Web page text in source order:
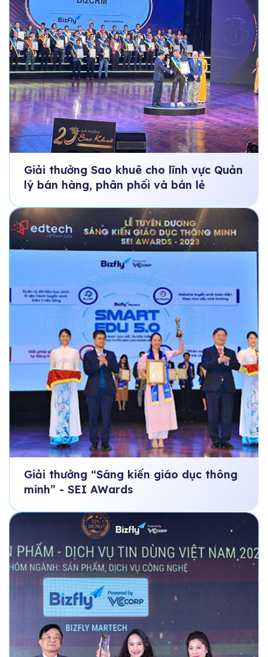
Giải thưởng Sao khuê cho lĩnh vực Quản
lý bán hàng, phân phối và bán lẻ
Giải thưởng “Sáng kiến giáo dục thông
minh” - SEI AWards